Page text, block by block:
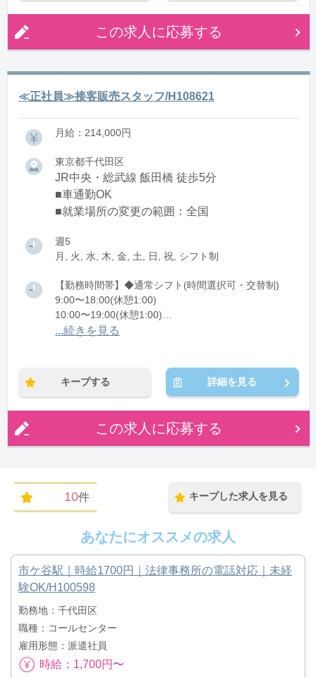
この求人に応募する
≪正社員≫接客販売スタッフ/H108621
月給：214,000円
東京都千代田区
JR中央・総武線 飯田橋 徒歩5分
■車通勤OK
■就業場所の変更の範囲：全国
週5
月, 火, 水, 木, 金, 土, 日, 祝, シフト制
【勤務時間帯】◆通常シフト(時間選択可・交替制)
9:00〜18:00(休憩1:00)
10:00〜19:00(休憩1:00)
11:00〜20:00(休憩1:00)
※残業：1〜9時間程度/月
...続きを見る
キープする 詳細を見る
この求人に応募する
10件 キープした求人を見る
あなたにオススメの求人
市ケ谷駅｜時給1700円｜法律事務所の電話対応｜未経
験OK/H100598
勤務地：千代田区
職種：コールセンター
雇用形態：派遣社員
時給：1,700円〜